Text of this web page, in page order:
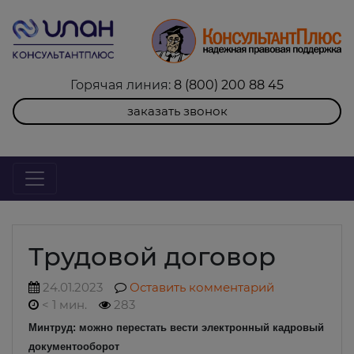
Горячая линия: 8 (800) 200 88 45
заказать звонок
Трудовой договор
24.01.2023
Оставить комментарий
< 1 мин.
283
Минтруд: можно перестать вести электронный кадровый
документооборот